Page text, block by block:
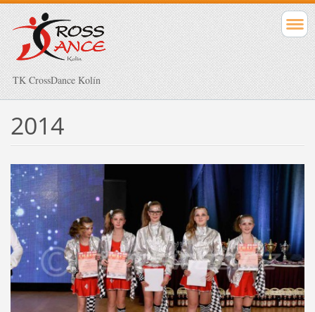
TK CrossDance Kolín
2014